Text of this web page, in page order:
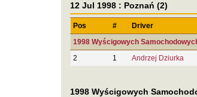
12 Jul 1998 : Poznań (2)
Pos # Driver
1998 Wyścigowych
2
1 Andrzej Dziurka
1998 Wyścigowych